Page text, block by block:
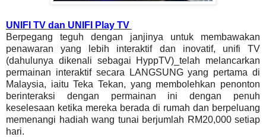
UNIFI TV dan UNIFI Play TV
Berpegang teguh dengan janjinya untuk membawakan
penawaran yang lebih interaktif dan inovatif, unifi TV
(dahulunya dikenali sebagai HyppTV)_telah melancarkan
permainan interaktif secara LANGSUNG yang pertama di
Malaysia, iaitu Teka Tekan, yang membolehkan penonton
berinteraksi dengan permainan ini dengan penuh
keselesaan ketika mereka berada di rumah dan berpeluang
memenangi hadiah wang tunai berjumlah RM20,000 setiap
hari.